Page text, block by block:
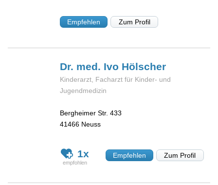
Empfehlen Zum Profil
Dr. med. Ivo Hölscher
Kinderarzt, Facharzt für Kinder- und
Jugendmedizin
Bergheimer Str. 433
41466 Neuss
1x Empfehlen Zum Profil